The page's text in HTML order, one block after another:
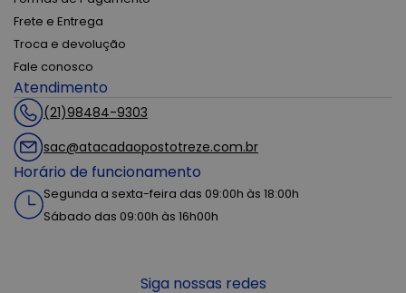
Frete e Entrega
Troca e devolução
Fale conosco
Atendimento
(21)98484-9303
sac@atacadaopostotreze.com.br
Horário de funcionamento
Segunda a sexta-feira das 09:00h às 18:00h
Sábado das 09:00h às 16h00h
Siga nossas redes